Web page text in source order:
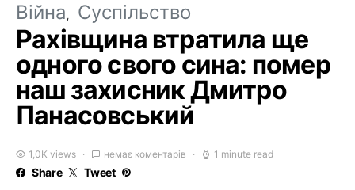
Війна Суспільство
Рахівщина втратила ще
одного свого сина: помер
наш захисник Дмитро
Панасовський
1,0K views немає коментарів 1 minute read
Share Tweet